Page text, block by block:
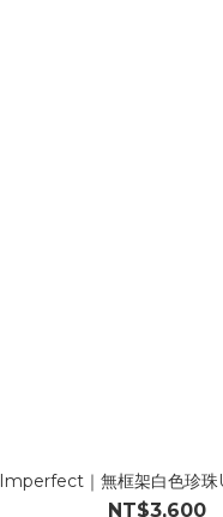
Imperfect｜無框架白色珍珠
NT$3,600